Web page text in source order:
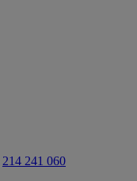
214 241 060